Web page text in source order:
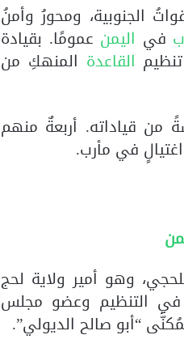
الجنوبية، ومحورُ وأمنُ
في اليمن عمومًا. بقيادة
القاعدة المنهكِ من
قياداته. أربعةٌ منهم
في مأرب.
وهو أمير ولاية لحج
في التنظيم وعضو مجلس
“أبو صالح الديولي”.